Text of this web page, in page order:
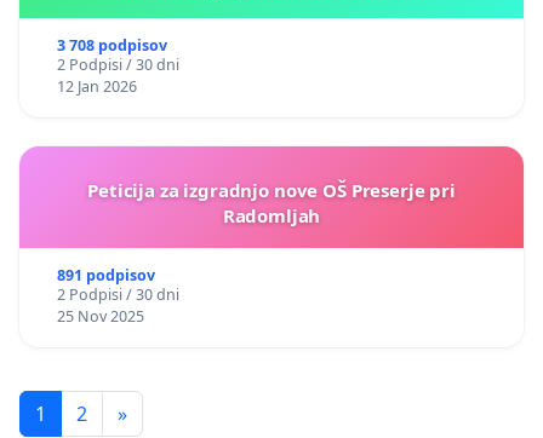
3 708 podpisov
2 Podpisi / 30 dni
12 Jan 2026
Peticija za izgradnjo nove OŠ Preserje pri
Radomljah
891 podpisov
2 Podpisi / 30 dni
25 Nov 2025
1 2 »